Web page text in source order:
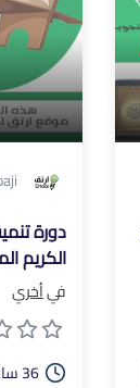
دورة
الكريم
فيأخري
36 ساعات